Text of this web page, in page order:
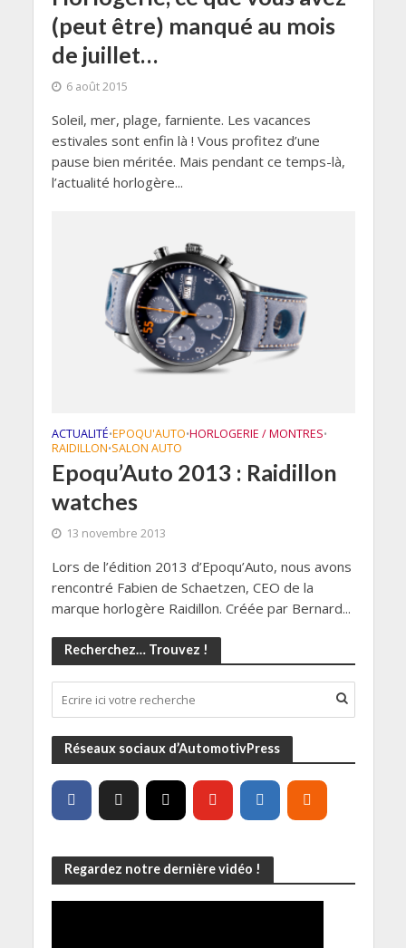
(peut être) manqué au mois
de juillet…
6 août 2015
Soleil, mer, plage, farniente. Les vacances
estivales sont enfin là ! Vous profitez d’une
pause bien méritée. Mais pendant ce temps-là,
l’actualité horlogère...
ACTUALITÉ•EPOQU'AUTO•HORLOGERIE / MONTRES•
RAIDILLON•SALON AUTO
Epoqu’Auto 2013 : Raidillon
watches
13 novembre 2013
Lors de l’édition 2013 d’Epoqu’Auto, nous avons
rencontré Fabien de Schaetzen, CEO de la
marque horlogère Raidillon. Créée par Bernard...
Recherchez… Trouvez !
Réseaux sociaux d’AutomotivPress
Regardez notre dernière vidéo !